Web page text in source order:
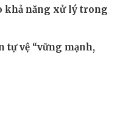
khả năng xử lý trong
tự vệ “vững mạnh,